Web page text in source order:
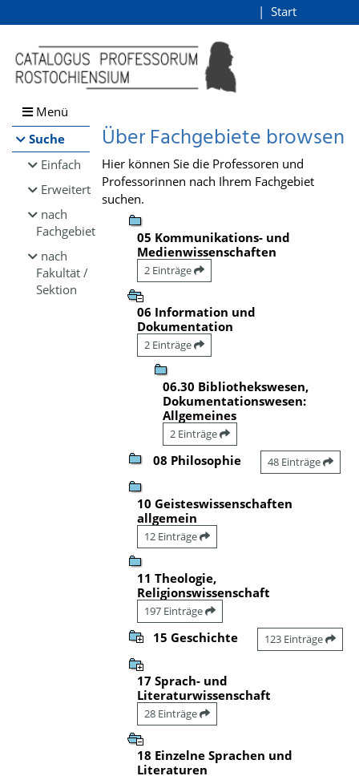
Browsen
direkt zum Inhalt
Start
Menü
Suche
Einfach
Erweitert
nach
Fachgebiet
nach
Fakultät /
Sektion
Über Fachgebiete browsen
Hier können Sie die Professoren und
Professorinnen nach Ihrem Fachgebiet
suchen.
05 Kommunikations- und
Medienwissenschaften
2 Einträge
06 Information und
Dokumentation
2 Einträge
06.30 Bibliothekswesen,
Dokumentationswesen:
Allgemeines
2 Einträge
08 Philosophie 48 Einträge
10 Geisteswissenschaften
allgemein
12 Einträge
11 Theologie,
Religionswissenschaft
197 Einträge
15 Geschichte 123 Einträge
17 Sprach- und
Literaturwissenschaft
28 Einträge
18 Einzelne Sprachen und
Literaturen